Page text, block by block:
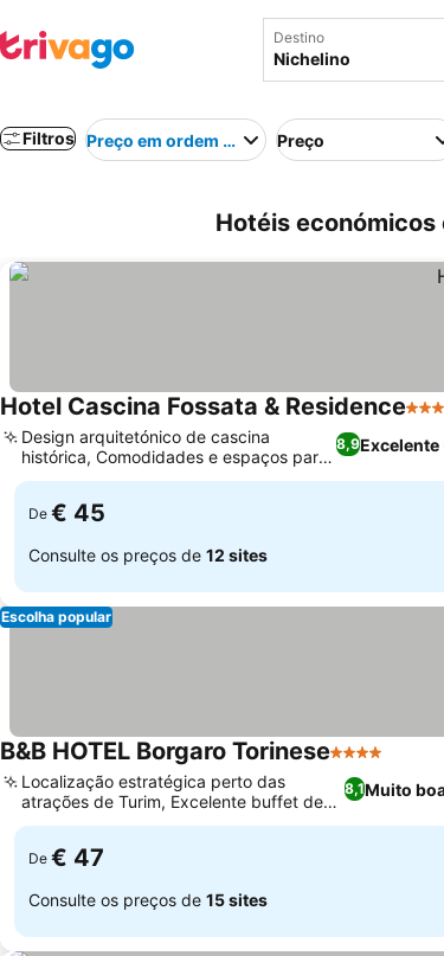
Destino
Filtros Preço em ordem crescentePreço
Hotéis económicos
Hotel Cascina Fossata & Residence3
8,9Excelente
Design arquitetónico de cascina
histórica, Comodidades e espaços para
toda a família
De € 45
Consulte os preços de 12 sites
Escolha popular
B&B HOTEL Borgaro Torinese4 Estrelas
8,1Muito
Localização estratégica perto das
atrações de Turim, Excelente buffet de
café da manhã
De € 47
Consulte os preços de 15 sites